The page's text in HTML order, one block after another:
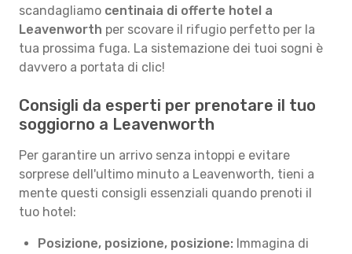
scandagliamo centinaia di offerte hotel a
Leavenworth per scovare il rifugio perfetto per la
tua prossima fuga. La sistemazione dei tuoi sogni è
davvero a portata di clic!
Consigli da esperti per prenotare il tuo
soggiorno a Leavenworth
Per garantire un arrivo senza intoppi e evitare
sorprese dell'ultimo minuto a Leavenworth, tieni a
mente questi consigli essenziali quando prenoti il
tuo hotel:
Posizione, posizione, posizione: Immagina di